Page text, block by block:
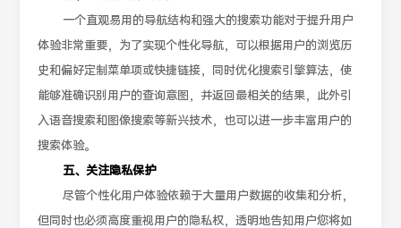
一个直观易用的导航结构和强大的搜索功能对于提升用户
体验非常重要，为了实现个性化导航，可以根据用户的浏览历
史和偏好定制菜单项或快捷链接，同时优化搜索引擎算法，使
能够准确识别用户的查询意图，并返回最相关的结果，此外引
入语音搜索和图像搜索等新兴技术，也可以进一步丰富用户的
搜索体验。
五、关注隐私保护
尽管个性化用户体验依赖于大量用户数据的收集和分析，
但同时也必须高度重视用户的隐私权，透明地告知用户您将如